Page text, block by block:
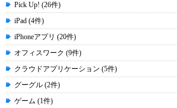
Pick Up! (26件)
iPad (4件)
iPhoneアプリ (20件)
オフィスワーク (9件)
クラウドアプリケーション (5件)
グーグル (2件)
ゲーム (1件)